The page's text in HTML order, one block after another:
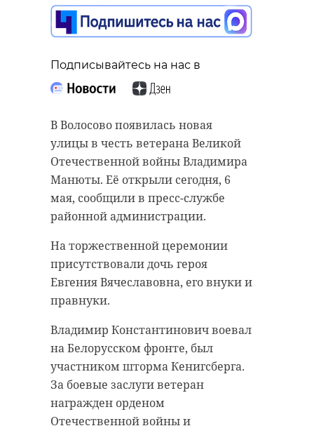
Подписывайтесь на нас в
В Волосово появилась новая
улицы в честь ветерана Великой
Отечественной войны Владимира
Манюты. Её открыли сегодня, 6
мая, сообщили в пресс-службе
районной администрации.
На торжественной церемонии
присутствовали дочь героя
Евгения Вячеславовна, его внуки и
правнуки.
Владимир Константинович воевал
на Белорусском фронте, был
участником шторма Кенигсберга.
За боевые заслуги ветеран
награжден орденом
Отечественной войны и
Подписывайтесь на нас в
В Национальном центре "Россия"
сегодня, 6 мая, стартовал
всероссийский слет "После
Победы. Москва". Участниками
стали 200 добровольцев из 79
регионов страны. Ленобласть
Пронина из Всеволожского
района, Михаил Кузьмин из
Гатчинского округа и Валерия
Ипатова из Выборгского района.
"Волонтеры Победы" из
Ленобласти сопроводят главный
парад страны 9 Мая на Красной
Площади. Они будут встречать
ветеранов и гостей праздника.
Подписывайтесь на нас в
Житель поселка Мга (Кировский
район Ленобласти) Илья Игоревич
Санько погиб при выполнении
боевых задач в Белгородской
области. Военнослужащий
отправился на передовую
Мужчина ушел в зону
спецоперации 13 июля 2023 года.
Служил разведчиком
Героически погиб под Белгородом
25 апреля 2025 года.
Совет депутатов и администрация
Мгинского городского поселения
выражают искренние слова